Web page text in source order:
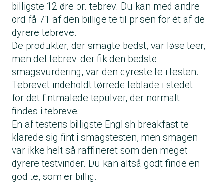
billigste 12 øre pr. tebrev. Du kan med andre
ord få 71 af den billige te til prisen for ét af de
dyrere tebreve.
De produkter, der smagte bedst, var løse teer,
men det tebrev, der fik den bedste
smagsvurdering, var den dyreste te i testen.
Tebrevet indeholdt tørrede teblade i stedet
for det fintmalede tepulver, der normalt
findes i tebreve.
En af testens billigste English breakfast te
klarede sig fint i smagstesten, men smagen
var ikke helt så raffineret som den meget
dyrere testvinder. Du kan altså godt finde en
god te, som er billig.